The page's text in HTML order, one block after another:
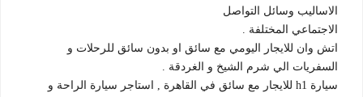
الاساليب وسائل التواصل
الاجتماعي المختلفة .
اتش وان للايجار اليومي مع سائق او بدون سائق للرحلات و
السفريات الي شرم الشيخ و الغردقة .
سيارة h1 للايجار مع سائق في القاهرة , استاجر سيارة الراحة و